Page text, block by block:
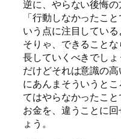
逆に、やらない後悔
「行動しなかったこ
いう点に注目している
そりゃ、できること
長していくべきでしょ
だけどそれは意識の
にあんまそういうと
てはやらなかったこ
お金を、違うことに
ょう。